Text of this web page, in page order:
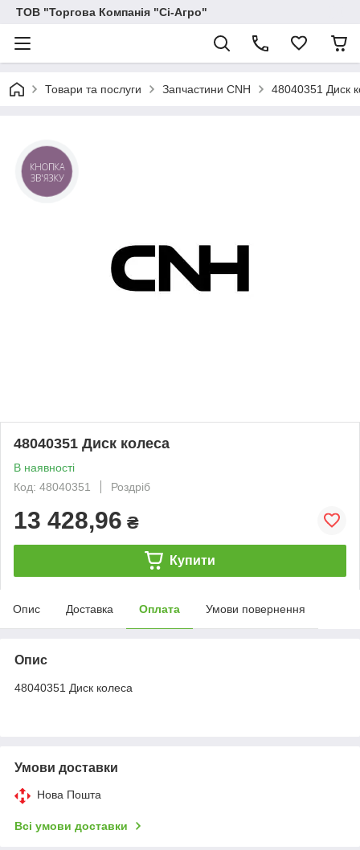
ТОВ "Торгова Компанія "Сі-Агро"
Товари та послуги Запчастини CNH 48040351 Диск
48040351 Диск колеса
В наявності
Код: 48040351
Роздріб
13 428,96 ₴
Купити
Опис Доставка Оплата Умови повернення
Опис
48040351 Диск колеса
Умови доставки
Нова Пошта
Всі умови доставки
КНОПКА
ЗВ'ЯЗКУ